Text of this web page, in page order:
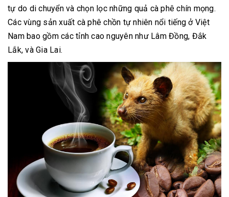
tự do di chuyển và chọn lọc những quả cà phê chín mọng.
Các vùng sản xuất cà phê chồn tự nhiên nổi tiếng ở Việt
Nam bao gồm các tỉnh cao nguyên như Lâm Đồng, Đắk
Lắk, và Gia Lai.